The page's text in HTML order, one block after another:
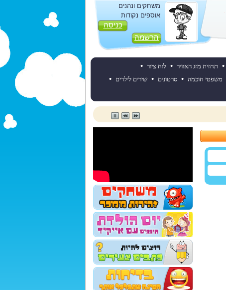
משחקים ונהנים
אוספים נקודות
כניסה
הרשמה
• תחזית מזג האוויר • לוח ציור •
משפטי חוכמה • סרטונים • שירים לילדים •